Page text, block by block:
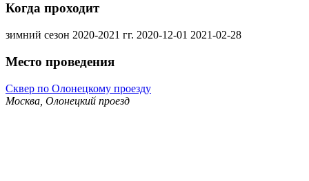
Когда проходит
зимний сезон 2020-2021 гг. 2020-12-01 2021-02-28
Место проведения
Сквер по Олонецкому проезду
Москва, Олонецкий проезд